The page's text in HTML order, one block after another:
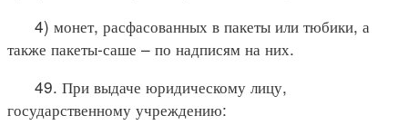
4) монет, расфасованных в пакеты или тюбики, а
также пакеты-саше – по надписям на них.
49. При выдаче юридическому лицу,
государственному учреждению: